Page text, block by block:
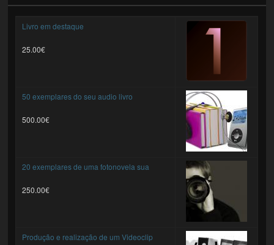
Livro em destaque
25.00€
50 exemplares do seu audio livro
500.00€
20 exemplares de uma fotonovela sua
250.00€
Produção e realização de um Videoclip